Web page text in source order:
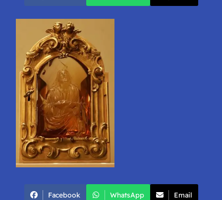
Facebook WhatsApp Email